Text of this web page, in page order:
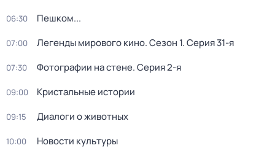
06:30 Пешком...
07:00 Легенды мирового кино. Сезон 1. Серия 31-я
07:30 Фотографии на стене. Серия 2-я
09:00 Кристальные истории
09:15 Диалоги о животных
10:00 Новости культуры